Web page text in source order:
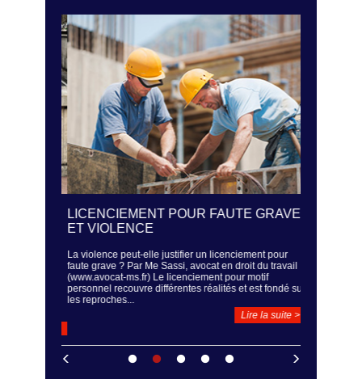
LICENCIEMENT POUR FAUTE GRAVE
ET VIOLENCE
La violence peut-elle justifier un licenciement pour
faute grave ? Par Me Sassi, avocat en droit du travail
(www.avocat-ms.fr) Le licenciement pour motif
personnel recouvre différentes réalités et est fondé sur
les reproches...
Lire la suite >